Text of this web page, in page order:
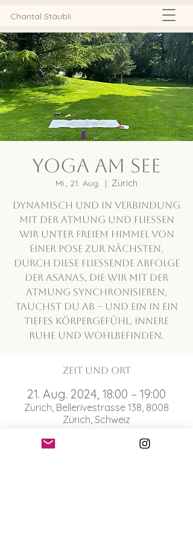
Chantal Stäubli
Yoga am See
Mi., 21. Aug.
  |
Zürich
Dynamisch und in Verbindung
mit der Atmung und fliessen
wir unter freiem Himmel von
einer Pose zur nächsten.
Durch diese fliessende Abfolge
der Asanas, die wir mit der
Atmung synchronisieren,
tauchst du ab – und ein in ein
tiefes Körpergefühl, innere
Ruhe und Wohlbefinden.
Zeit und Ort
21. Aug. 2024, 18:00 – 19:00
Zürich, Bellerivestrasse 138, 8008
Zürich, Schweiz
Über die Veranstaltung